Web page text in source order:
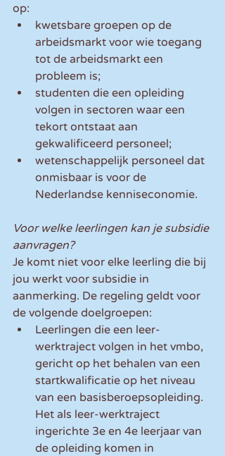
op:
kwetsbare groepen op de
arbeidsmarkt voor wie toegang
tot de arbeidsmarkt een
probleem is;
studenten die een opleiding
volgen in sectoren waar een
tekort ontstaat aan
gekwalificeerd personeel;
wetenschappelijk personeel dat
onmisbaar is voor de
Nederlandse kenniseconomie.
Voor welke leerlingen kan je subsidie
aanvragen?
Je komt niet voor elke leerling die bij
jou werkt voor subsidie in
aanmerking. De regeling geldt voor
de volgende doelgroepen:
Leerlingen die een leer-
werktraject volgen in het vmbo,
gericht op het behalen van een
startkwalificatie op het niveau
van een basisberoepsopleiding.
Het als leer-werktraject
ingerichte 3e en 4e leerjaar van
de opleiding komen in